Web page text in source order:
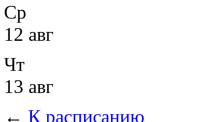
Ср
12 авг
Чт
13 авг
← К расписанию